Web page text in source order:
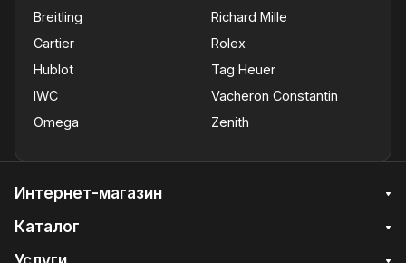
Breitling
Cartier
Hublot
IWC
Omega
Richard Mille
Rolex
Tag Heuer
Vacheron Constantin
Zenith
Интернет-магазин
Каталог